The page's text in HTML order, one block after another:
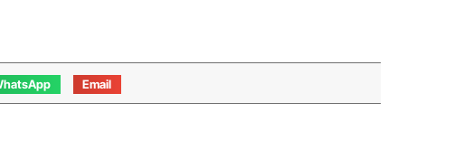
Email